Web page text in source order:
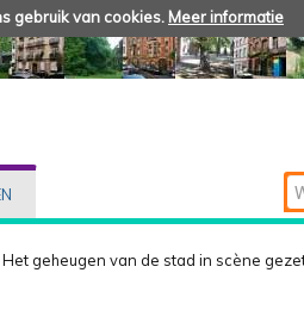
gebruik van cookies. Meer informatie
Het geheugen van de stad in scène